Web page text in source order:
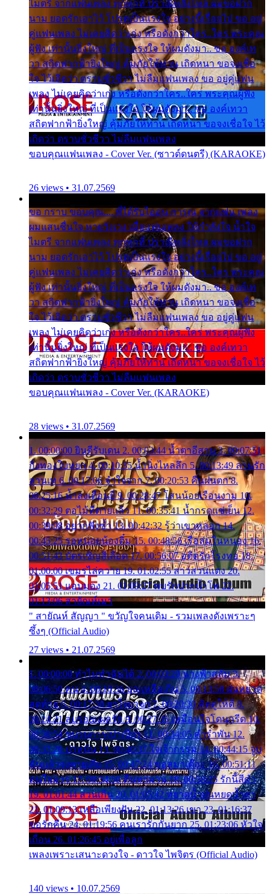
ไมตรี จากแฟนเพลง ทุกทุกที่ ปราณีหลั่งไหล ผมขอฝาก
นาม ยอดรักเอาไว้ โปรดเป็นแรงใจ อย่างนี้เรื่อยไป ขอ อยู่
คู่แฟนเพลง ไม่เคยคิดว่าเก่ง หรือดังกว่าใคร..ใคร พระคุณ
ผู้ฟัง เท่านั้นยิ่งใหญ่ ที่เป็นแรงใจ ให้ผมดังมา.. ขอ องค์เท
วา สถิตฟากฟ้ายิ่งใหญ่ คุ้มภัยให้ท่าน เถิดหนา ขอจงเชื่อ
ใจ ไว้เถิดว่า ตราบชั่วชีวา ไม่ลืมแฟนเพลง ขอ อยู่คู่แฟน
เพลง ไม่เคยคิดว่าเก่ง หรือดังกว่าใคร..ใคร พระคุณผู้ฟัง
เท่านั้นยิ่งใหญ่ ที่เป็นแรงใจ ให้ผมดังมา.. ขอ องค์เทวา
สถิตฟากฟ้ายิ่งใหญ่ คุ้มภัยให้ท่าน เถิดหนา ขอจงเชื่อใจ ไว้
เถิดว่า ตราบชั่วชีวา ไม่ลืมแฟนเพลง
ขอบคุณแฟนเพลง - Cover Ver. (ซาวด์ดนตรี) (KARAOKE)
26 views • 31.07.2569
ขอ กราบ ขอบคุณ.... ที่ได้รับไออุ่น การุณ จากแฟน เพลง
ผมแสนชื่นใจ หายวังเวง เมื่อแฟนเพลง ให้กำลังใจ น้ำใจ
ไมตรี จากแฟนเพลง ทุกทุกที่ ปราณีหลั่งไหล ผมขอฝาก
นาม ยอดรักเอาไว้ โปรดเป็นแรงใจ อย่างนี้เรื่อยไป ขอ อยู่
คู่แฟนเพลง ไม่เคยคิดว่าเก่ง หรือดังกว่าใคร..ใคร พระคุณ
ผู้ฟัง เท่านั้นยิ่งใหญ่ ที่เป็นแรงใจ ให้ผมดังมา.. ขอ องค์เท
วา สถิตฟากฟ้ายิ่งใหญ่ คุ้มภัยให้ท่าน เถิดหนา ขอจงเชื่อ
ใจ ไว้เถิดว่า ตราบชั่วชีวา ไม่ลืมแฟนเพลง ขอ อยู่คู่แฟน
เพลง ไม่เคยคิดว่าเก่ง หรือดังกว่าใคร..ใคร พระคุณผู้ฟัง
เท่านั้นยิ่งใหญ่ ที่เป็นแรงใจ ให้ผมดังมา.. ขอ องค์เทวา
สถิตฟากฟ้ายิ่งใหญ่ คุ้มภัยให้ท่าน เถิดหนา ขอจงเชื่อใจ ไว้
เถิดว่า ตราบชั่วชีวา ไม่ลืมแฟนเพลง
ขอบคุณแฟนเพลง - Cover Ver. (KARAOKE)
28 views • 31.07.2569
1. 00:00:00 ยินดีรับเดน 2. 00:03:44 น้ำตาอีสาน 3. 00:07:51
กิ่งทองใบหยก 4. 00:10:35 น้ำนิ่งไหลลึก 5. 00:13:49 ลานรัก
ลานเท 6. 00:17:06 จำใจจาก 7. 00:20:53 คืนฝนตก 8.
00:25:16 น้ำลงเดือนยี่ 9. 00:28:47 โสนน้อยเรือนงาม 10.
00:32:29 ตอไม้ที่ตายแล้ว 11. 00:35:41 น้ำกรดแช่เย็น 12.
00:39:08 อยากฟังซ้ำ 13. 00:42:32 รู้ว่าเขาหลอก 14.
00:45:25 รอหน่อยน้องติ๋ม 15. 00:48:56 เรือล่มในหนอง 16.
00:51:43 บัตรเชิญสีเลือด 17. 00:56:07 อดีตรักโรงทอ 18.
01:00:00 เขมรไล่ควาย 19. 01:02:55 สาวสวนแตง 20.
01:05:51 แอบมอง 21. 01:09:27 พบรักปากน้ำโพ 22.
01:13:06 สายัณห์เมา
" สายัณห์ สัญญา " ขวัญใจคนเดิม - รวมเพลงดังเพราะๆ
ซึ้งๆ (Official Audio)
27 views • 21.07.2569
1. 00:00:00 ทำไมทำฉันได้ 2. 00:03:20 นางฟ้าสลัม 3.
00:06:50 คน 4. 00:10:36 บุญเหลือเกิน 5. 00:13:58 ฝนหยาด
สุดท้าย 6. 00:17:30 ยาใจยาจก 7. 00:20:30 คิดดูให้ดี 8.
00:24:21 ลบรอยแผลรัก 9. 00:27:35 เหมือนใจโดนกรีด 10.
00:30:54 ขบวนการเปาเปียว 11. 00:34:05 คำรำพัน 12.
00:37:20 ปาหนัน 13. 00:40:37 ใจเจ้ากรรม 14. 00:44:15 จูบ
ฉันแล้วจงตายเสีย 15. 00:47:24 ขอสูมาเต๊อะ 16. 00:51:11
คนใจมาร 17. 00:54:50 คืนทรมาน 18. 00:58:25 รักนี้สีดำ
19. 01:01:44 ส่วนเกิน 20. 01:05:42 หยาดน้ำฝนหยดน้ำตา
21. 01:09:13 เหลือเพียงฝัน 22. 01:13:26 เขา 23. 01:16:37
ขอรักคืน 24. 01:19:56 คนเรารักกันยาก 25. 01:23:06 หัวใจ
เถื่อน 26. 01:26:45 อยู่เพื่อลูก
เพลงเพราะเสนาะดวงใจ - ดาวใจ ไพจิตร (Official Audio)
140 views • 10.07.2569